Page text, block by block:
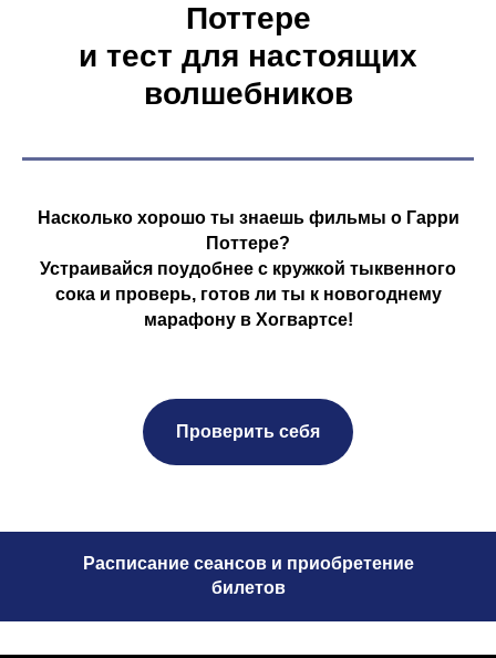
Поттере
и тест для настоящих
волшебников
Насколько хорошо ты знаешь фильмы о Гарри
Поттере?
Устраивайся поудобнее с кружкой тыквенного
сока и проверь, готов ли ты к новогоднему
марафону в Хогвартсе!
Проверить себя
Расписание сеансов и приобретение
билетов